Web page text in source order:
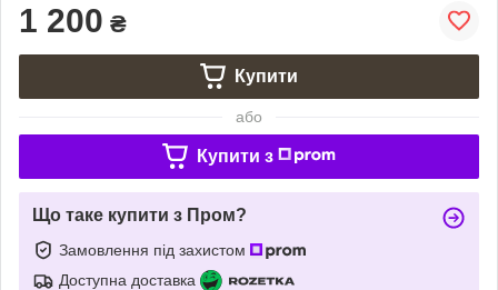
1 200 ₴
Купити
або
Купити з
Що таке купити з Пром?
Замовлення під захистом
Доступна доставка